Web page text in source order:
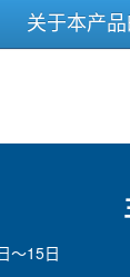
关于本产
～15日